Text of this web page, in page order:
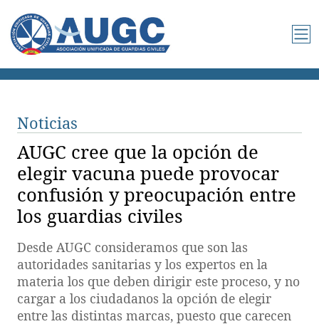
Noticias
AUGC cree que la opción de
elegir vacuna puede provocar
confusión y preocupación entre
los guardias civiles
Desde AUGC consideramos que son las
autoridades sanitarias y los expertos en la
materia los que deben dirigir este proceso, y no
cargar a los ciudadanos la opción de elegir
entre las distintas marcas, puesto que carecen